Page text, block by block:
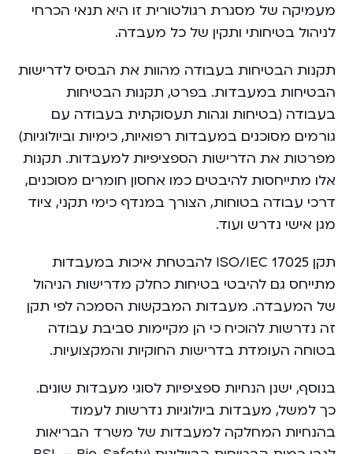
מעמיקה של מסגרת רגולטורית זו היא תנאי הכרחי
לניהול בטיחותי ותקין של כל מעבדה.
תקנות הבטיחות בעבודה מהוות את הבסיס לדרישות
הבטיחות במעבדות. בפרט, תקנות הבטיחות
בעבודה (בטיחות וגהות תעסוקתית בעבודה עם
גורמים מסוכנים במעבדות רפואיות, כימיות וביולוגיות)
מפרטות את הדרישות הספציפיות למעבדות. תקנות
אלו מתייחסות להיבטים כמו אחסון חומרים מסוכנים,
דרכי עבודה בטוחות, הצורך במנדף כימי תקני, ציוד
מגן אישי נדרש ועוד.
תקן ISO/IEC 17025 להבטחת איכות במעבדות
מתייחס גם להיבטי בטיחות כחלק מדרישות הניהול
של המעבדה. מעבדות המבקשות הסמכה לפי תקן
זה נדרשות להוכיח כי הן מקיימות סביבת עבודה
בטוחה העומדת בדרישות החוקיות והמקצועיות.
בנוסף, ישנן הנחיות ספציפיות לסוגי מעבדות שונים.
כך למשל, מעבדות ביולוגיות נדרשות לעמוד
בהנחיות המחלקה למעבדות של משרד הבריאות